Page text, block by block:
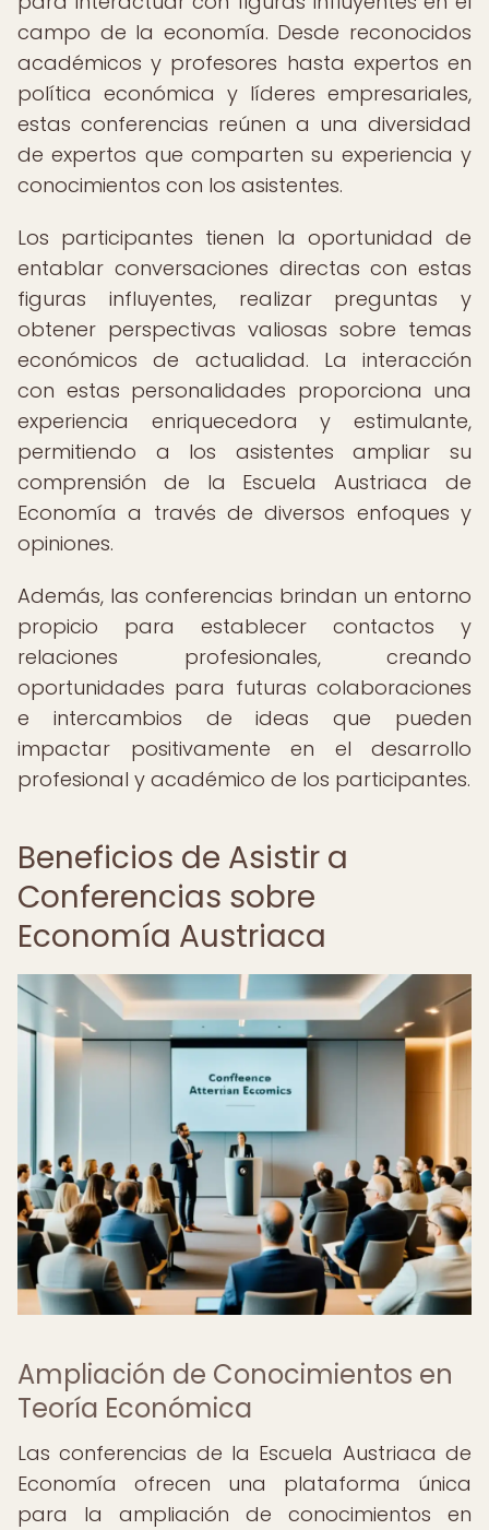
campo de la economía. Desde reconocidos
académicos y profesores hasta expertos en
política económica y líderes empresariales,
estas conferencias reúnen a una diversidad
de expertos que comparten su experiencia y
conocimientos con los asistentes.
Los participantes tienen la oportunidad de
entablar conversaciones directas con estas
figuras influyentes, realizar preguntas y
obtener perspectivas valiosas sobre temas
económicos de actualidad. La interacción
con estas personalidades proporciona una
experiencia enriquecedora y estimulante,
permitiendo a los asistentes ampliar su
comprensión de la Escuela Austriaca de
Economía a través de diversos enfoques y
opiniones.
Además, las conferencias brindan un entorno
propicio para establecer contactos y
relaciones profesionales, creando
oportunidades para futuras colaboraciones
e intercambios de ideas que pueden
impactar positivamente en el desarrollo
profesional y académico de los participantes.
Beneficios de Asistir a
Conferencias sobre
Economía Austriaca
Ampliación de Conocimientos en
Teoría Económica
Las conferencias de la Escuela Austriaca de
Economía ofrecen una plataforma única
para la ampliación de conocimientos en